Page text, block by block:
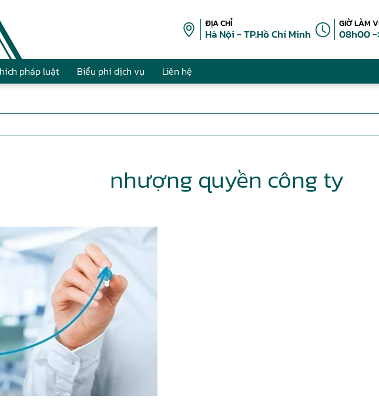
ĐỊA CHỈ
Hà Nội - TP.Hồ Chí Minh
GIỜ LÀM
08h00 -
pháp luật Biểu phí dịch vụ Liên hệ
nhượng quyền công ty